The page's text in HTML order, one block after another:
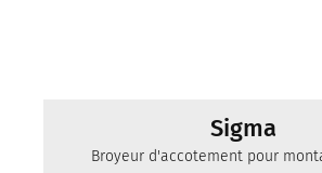
Sigma
Broyeur d'accotement pour